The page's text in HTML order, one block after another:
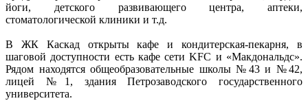
йоги, детского развивающего центра, аптеки,
стоматологической клиники и т.д.
В ЖК Каскад открыты кафе и кондитерская-пекарня, в
шаговой доступности есть кафе сети KFC и «Макдональдс».
Рядом находятся общеобразовательные школы №43 и №42,
лицей №1, здания Петрозаводского государственного
университета.